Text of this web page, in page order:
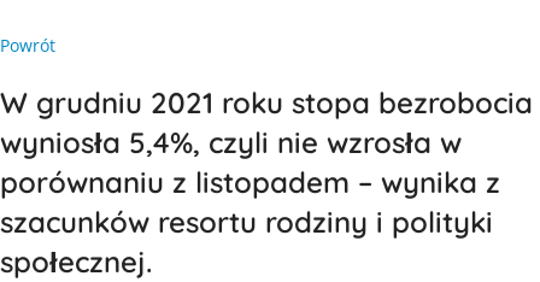
Powrót
W grudniu 2021 roku stopa bezrobocia
wyniosła 5,4%, czyli nie wzrosła w
porównaniu z listopadem – wynika z
szacunków resortu rodziny i polityki
społecznej.